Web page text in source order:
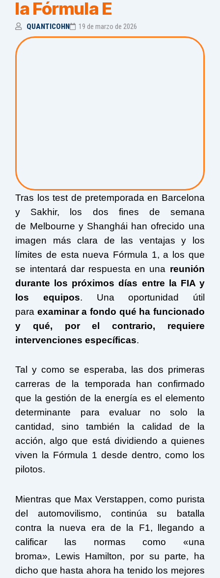
la Fórmula E
QUANTICOHN 19 de marzo de 2026
Tras los test de pretemporada en Barcelona
y Sakhir, los dos fines de semana
de Melbourne y Shanghái han ofrecido una
imagen más clara de las ventajas y los
límites de esta nueva Fórmula 1, a los que
se intentará dar respuesta en una reunión
durante los próximos días entre la FIA y
los equipos. Una oportunidad útil
para examinar a fondo qué ha funcionado
y qué, por el contrario, requiere
intervenciones específicas.
Tal y como se esperaba, las dos primeras
carreras de la temporada han confirmado
que la gestión de la energía es el elemento
determinante para evaluar no solo la
cantidad, sino también la calidad de la
acción, algo que está dividiendo a quienes
viven la Fórmula 1 desde dentro, como los
pilotos.
Mientras que Max Verstappen, como purista
del automovilismo, continúa su batalla
contra la nueva era de la F1, llegando a
calificar las normas como «una
broma», Lewis Hamilton, por su parte, ha
dicho que hasta ahora ha tenido los mejores